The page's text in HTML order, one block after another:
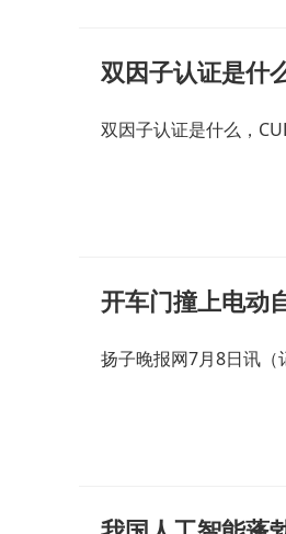
双因子认证是什
双因子认证是什么，
开车门撞上电动
扬子晚报网7月8日讯（